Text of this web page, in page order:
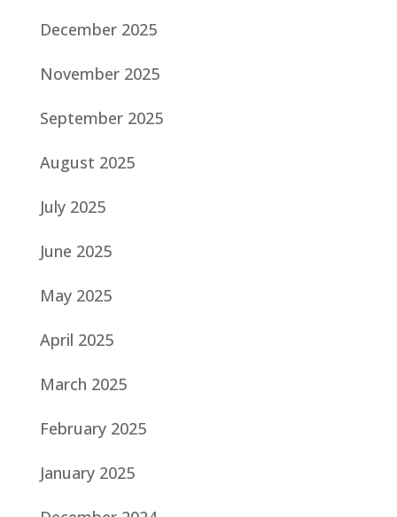
December 2025
November 2025
September 2025
August 2025
July 2025
June 2025
May 2025
April 2025
March 2025
February 2025
January 2025